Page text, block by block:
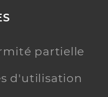
partielle
d'utilisation